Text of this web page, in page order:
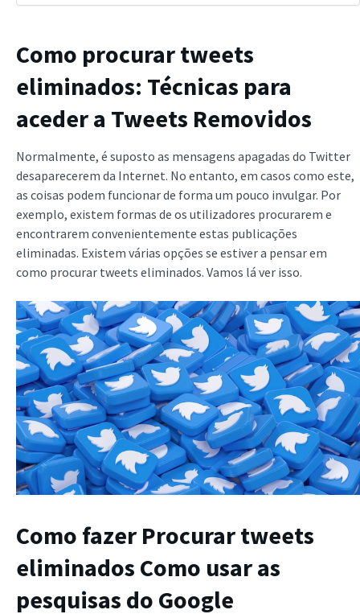
Como procurar tweets
eliminados: Técnicas para
aceder a Tweets Removidos
Normalmente, é suposto as mensagens apagadas do Twitter
desaparecerem da Internet. No entanto, em casos como este,
as coisas podem funcionar de forma um pouco invulgar. Por
exemplo, existem formas de os utilizadores procurarem e
encontrarem convenientemente estas publicações
eliminadas. Existem várias opções se estiver a pensar em
como procurar tweets eliminados. Vamos lá ver isso.
Como fazer Procurar tweets
eliminados Como usar as
pesquisas do Google